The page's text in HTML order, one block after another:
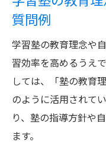
質問例
学習塾の教育理念や
習効率を高めるうえ
しては、「塾の教育
のように活用されて
り、塾の指導方針や
ます。